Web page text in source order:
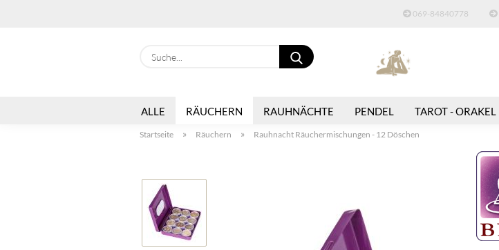
069-84840778
Suche...
ALLE RÄUCHERN RAUHNÄCHTE PENDEL TAROT - ORAKEL
Startseite » Räuchern » Rauhnacht Räuchermischungen - 12 Döschen